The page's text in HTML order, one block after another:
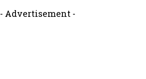
- Advertisement -